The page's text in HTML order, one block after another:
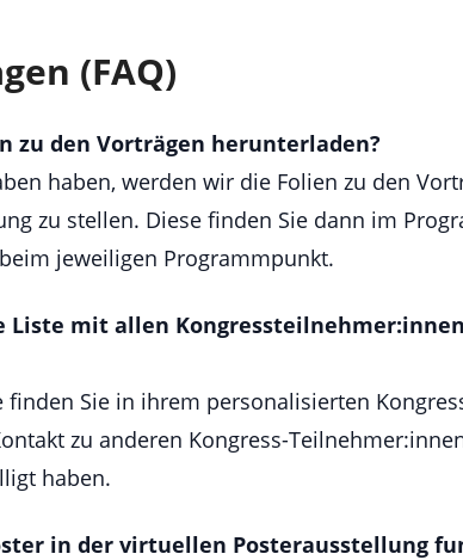
(FAQ)
zu den Vorträgen herunterladen?
haben, werden wir die Folien zu den
zu stellen. Diese finden Sie dann im
jeweiligen Programmpunkt.
Liste mit allen
Sie in ihrem personalisierten
zu anderen Kongress-
haben.
in der virtuellen Posterausstellung